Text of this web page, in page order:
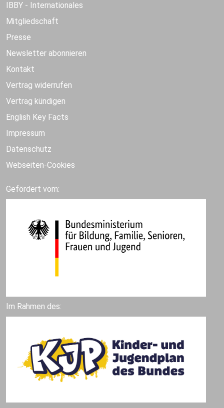
IBBY - Internationales
Mitgliedschaft
Presse
Newsletter abonnieren
Kontakt
Vertrag widerrufen
Vertrag kündigen
English Key Facts
Impressum
Datenschutz
Webseiten-Cookies
Gefördert vom:
Im Rahmen des: